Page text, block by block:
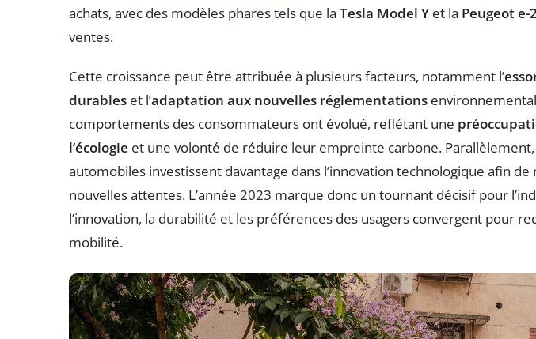
achats, avec des modèles phares tels que la Tesla Model Y et la Peugeot e-
ventes.
Cette croissance peut être attribuée à plusieurs facteurs, notamment l’
durables et l’adaptation aux nouvelles réglementations
comportements des consommateurs ont évolué, reflétant une
l’écologie et une volonté de réduire leur empreinte carbone.
automobiles investissent davantage dans l’innovation technologique afin de
nouvelles attentes. L’année 2023 marque donc un tournant décisif pour
l’innovation, la durabilité et les préférences des usagers convergent pour
mobilité.